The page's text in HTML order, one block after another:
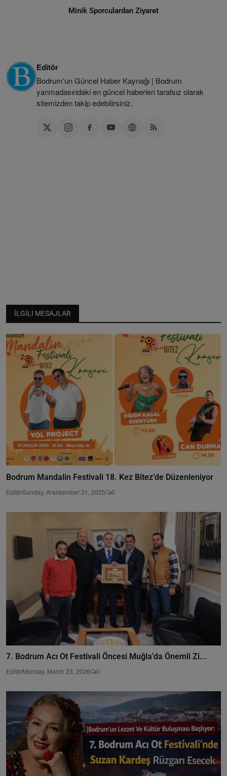
Minik Sporculardan Ziyaret
Editör
Bodrum'un Güncel Haber Kaynağı | Bodrum
yarımadasındaki en güncel haberleri tarafsız olarak
sitemizden takip edebilirsiniz.
İLGILI MESAJLAR
Bodrum Mandalin Festivali 18. Kez Bitez’de Düzenleniyor
EditörSunday, Aralıkember 21, 2025 0
7. Bodrum Acı Ot Festivali Öncesi Muğla’da Önemli Zi...
EditörMonday, March 23, 2026 0